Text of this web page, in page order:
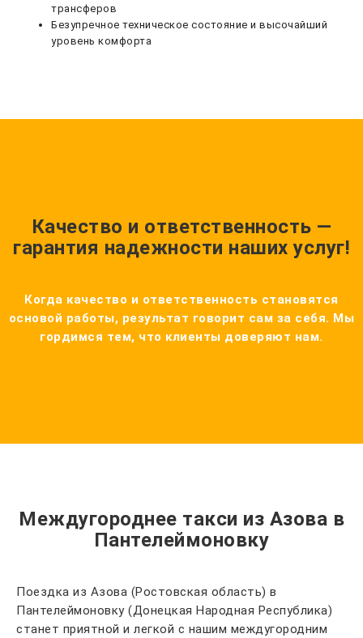
трансферов
Безупречное техническое состояние и высочайший
уровень комфорта
Качество и ответственность —
гарантия надежности наших услуг!
Когда качество и ответственность становятся
основой работы, результат говорит сам за себя. Мы
гордимся тем, что клиенты доверяют нам.
Междугороднее такси из Азова в
Пантелеймоновку
Поездка из Азова (Ростовская область) в
Пантелеймоновку (Донецкая Народная Республика)
станет приятной и легкой с нашим междугородним